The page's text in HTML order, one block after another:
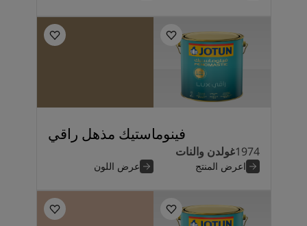
فينوماستيك مذهل راقي
1974غولدن والنات
اعرض المنتج عرض اللون